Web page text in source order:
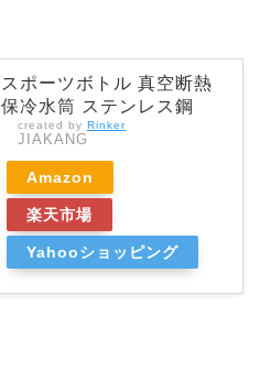
スポーツボトル 真空断熱
保冷水筒 ステンレス鋼
created by Rinker
JIAKANG
Amazon
楽天市場
Yahooショッピング